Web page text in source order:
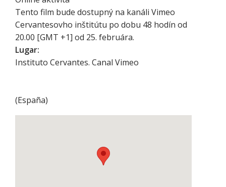
Tento film bude dostupný na kanáli Vimeo
Cervantesovho inštitútu po dobu 48 hodín od
20.00 [GMT +1] od 25. februára.
Lugar:
Instituto Cervantes. Canal Vimeo
(España)